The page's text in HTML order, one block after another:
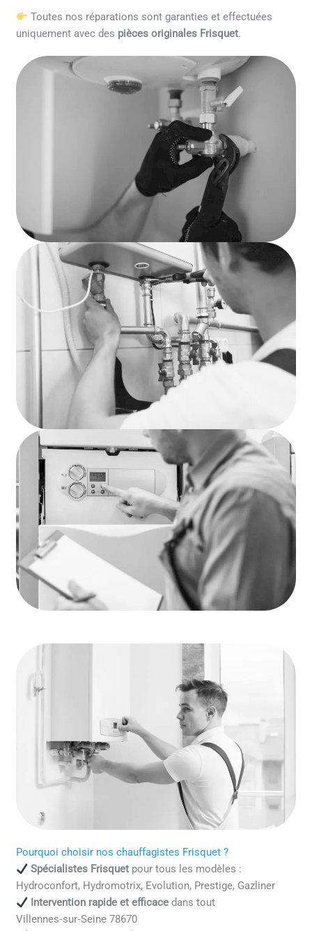
Toutes nos réparations sont garanties et effectuées
uniquement avec des pièces originales Frisquet.
Pourquoi choisir nos chauffagistes Frisquet ?
Spécialistes Frisquetpour tous les modèles :
Hydroconfort, Hydromotrix, Evolution, Prestige, Gazliner
Intervention rapide et efficacedans tout
Villennes‑sur‑Seine 78670